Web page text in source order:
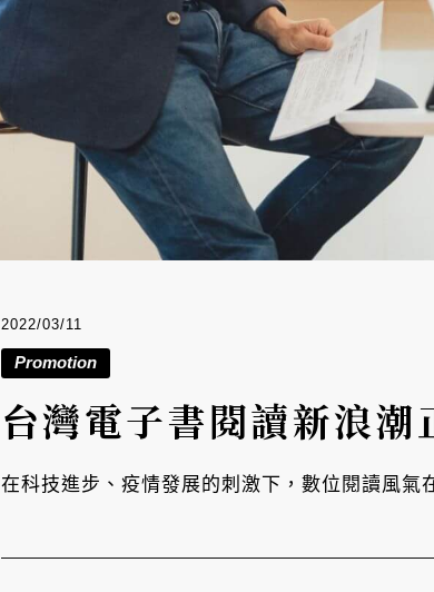
2022/03/11
Promotion
台灣電子書閱讀新浪潮
在科技進步、疫情發展的刺激下，數位閱讀風氣